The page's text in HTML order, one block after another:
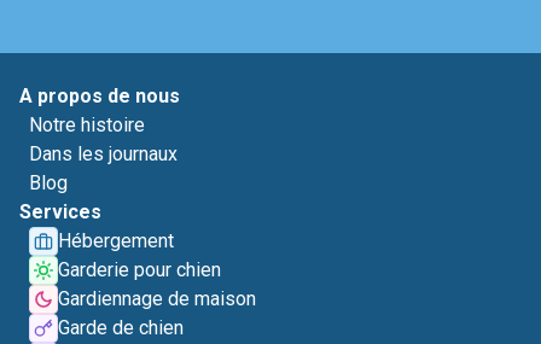
A propos de nous
Notre histoire
Dans les journaux
Blog
Services
Hébergement
Garderie pour chien
Gardiennage de maison
Garde de chien